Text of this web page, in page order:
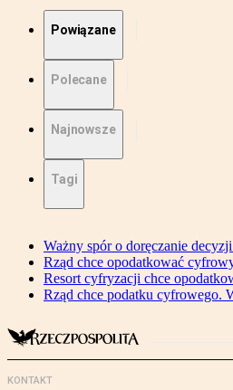
Powiązane
Polecane
Najnowsze
Tagi
Ważny spór o doręczanie
Rząd chce opodatkować
Resort cyfryzacji chce
Rząd chce podatku cyfrowego.
KONTAKT